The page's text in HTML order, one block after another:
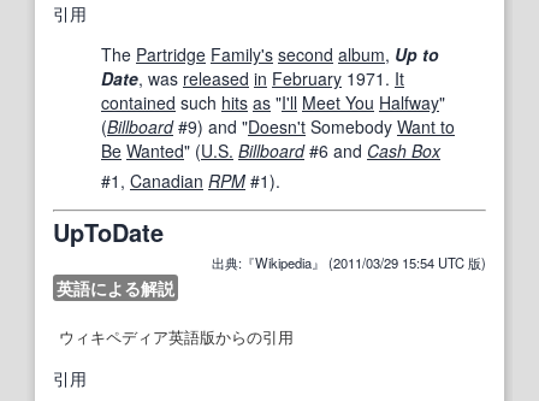
引用
The Partridge Family's second album, Up to
Date, was released in February 1971. It
contained such hits as "I'll Meet You Halfway"
(Billboard#9) and "Doesn't Somebody Want to
Be Wanted" (U.S. Billboard#6 and Cash Box
#1, Canadian RPM #1).
UpToDate
出典:『Wikipedia』 (2011/03/29 15:54 UTC 版)
英語による解説
ウィキペディア英語版からの引用
引用